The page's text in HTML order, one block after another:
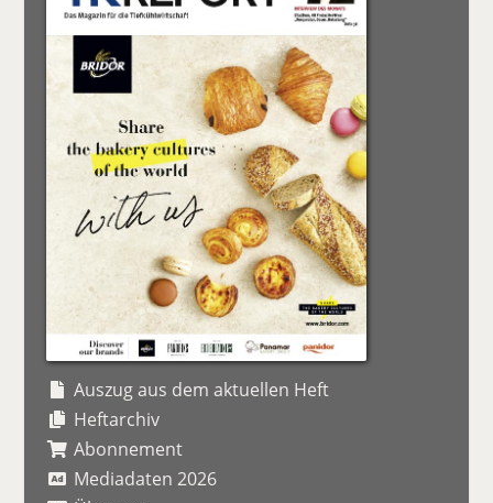
Auszug aus dem aktuellen Heft
Heftarchiv
Abonnement
Mediadaten 2026